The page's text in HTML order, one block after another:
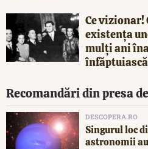
Ce vizionar!
existența
mulți ani
Recomandări din presa
DESCOPERA.RO
Singurul loc
astronomii